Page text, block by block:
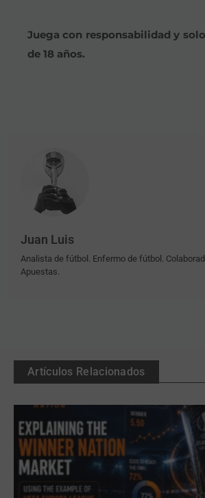
Juega con responsabilidad y
de 18 años.
Juan Luis
Analista de fútbol. Enfermo de fútbol.
Apuestas.
Artículos Relacionados